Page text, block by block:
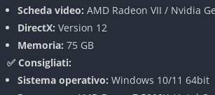
Personaggi Unici
Ogni personaggio in BLEACH Rebirth of
combattimento unico che ne evidenzia
personaggi differiscono non solo per
Scheda video: AMD Radeon VII / Nvidia
DirectX: Version 12
Memoria: 75 GB
✅ Consigliati:
Sistema operativo: Windows 10/11 64bit